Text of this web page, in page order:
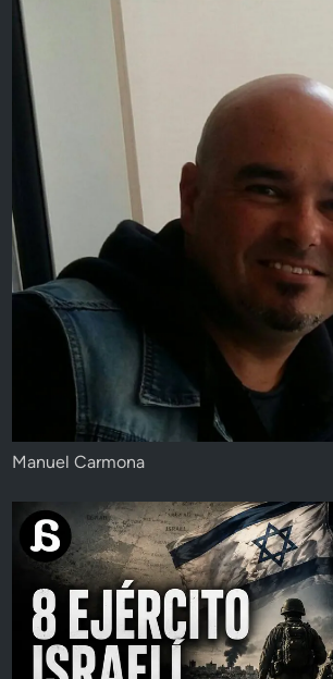
Manuel Carmona